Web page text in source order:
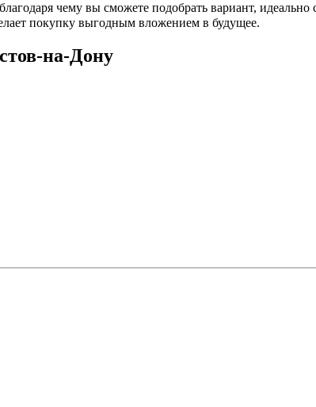
чему вы сможете подобрать вариант,
покупку выгодным вложением в будущее.
на-Дону